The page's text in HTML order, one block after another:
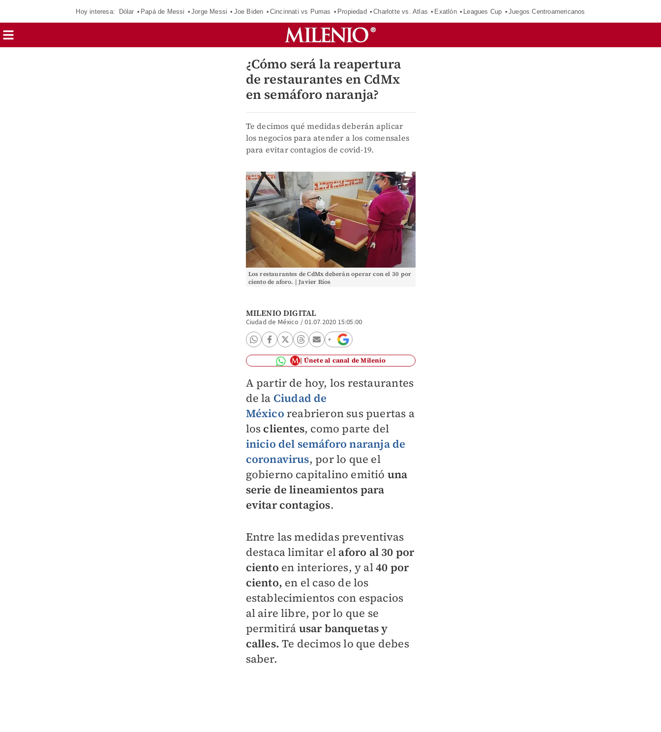
Hoy interesa: Dólar Papá de Messi Jorge Messi Joe Biden Cincinnati vs Pumas Propiedad Charlotte vs. Atlas Exatlón Leagues Cup Juegos Centroamericanos
¿Cómo será la reapertura
de restaurantes en CdMx
en semáforo naranja?
Te decimos qué medidas deberán aplicar
los negocios para atender a los comensales
para evitar contagios de covid-19.
Los restaurantes de CdMx deberán operar con el 30 por
ciento de aforo. | Javier Ríos
MILENIO DIGITAL
Ciudad de México /01.07.2020 15:05:00
Únete al canal de Milenio
A partir de hoy, los restaurantes
de la Ciudad de
México reabrieron sus puertas a
los clientes, como parte del
inicio del semáforo naranja de
coronavirus, por lo que el
gobierno capitalino emitió una
serie de lineamientos para
evitar contagios.
Entre las medidas preventivas
destaca limitar el aforo al 30 por
ciento en interiores, y al40 por
ciento, en el caso de los
establecimientos con espacios
al aire libre, por lo que se
permitirá usar banquetas y
calles. Te decimos lo que debes
saber.